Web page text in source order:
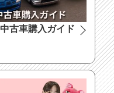
中古車購入ガイド